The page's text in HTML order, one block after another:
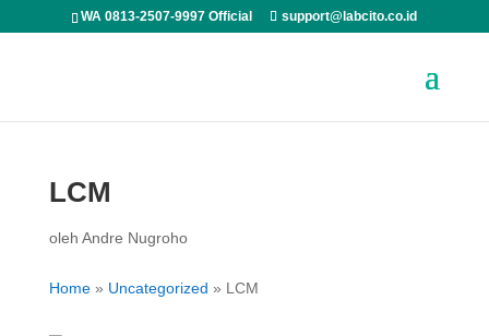
WA 0813-2507-9997 Official support@labcito.co.id
LCM
oleh Andre Nugroho
Home» Uncategorized » LCM